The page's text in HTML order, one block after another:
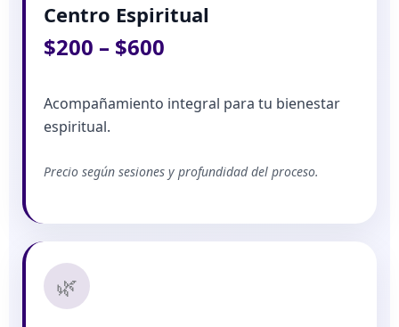
Centro Espiritual
$200 – $600
Acompañamiento integral para tu bienestar
espiritual.
Precio según sesiones y profundidad del proceso.
🌿